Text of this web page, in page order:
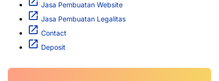
Jasa Pembuatan Website
Jasa Pembuatan Legalitas
Contact
Deposit